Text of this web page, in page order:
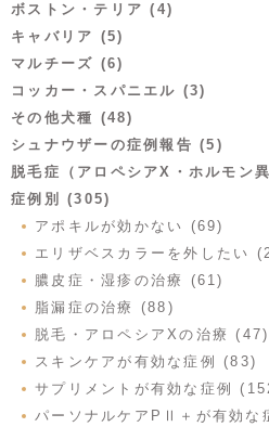
ボストン・テリア (4)
キャバリア (5)
マルチーズ (6)
コッカー・スパニエル (3)
その他犬種 (48)
シュナウザーの症例報告 (5)
脱毛症（アロペシアX・ホルモン
症例別 (305)
アポキルが効かない (69)
エリザベスカラーを外したい
膿皮症・湿疹の治療 (61)
脂漏症の治療 (88)
脱毛・アロペシアXの治療 (47)
スキンケアが有効な症例 (83)
サプリメントが有効な症例
パーソナルケアPⅡ＋が有効な